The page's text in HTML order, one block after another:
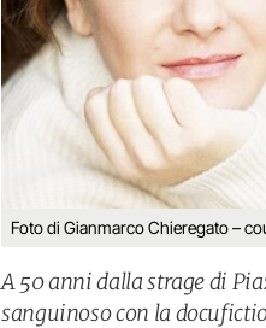
Foto di Gianmarco Chieregato –
A 50 anni dalla strage di
sanguinoso con la